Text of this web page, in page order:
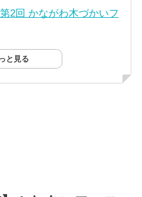
2回 かながわ木づかいフ
と見る